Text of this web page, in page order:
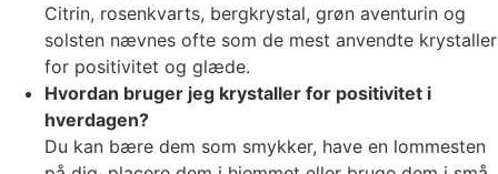
Citrin, rosenkvarts, bergkrystal, grøn aventurin og
solsten nævnes ofte som de mest anvendte krystaller
for positivitet og glæde.
Hvordan bruger jeg krystaller for positivitet i
hverdagen?
Du kan bære dem som smykker, have en lommesten